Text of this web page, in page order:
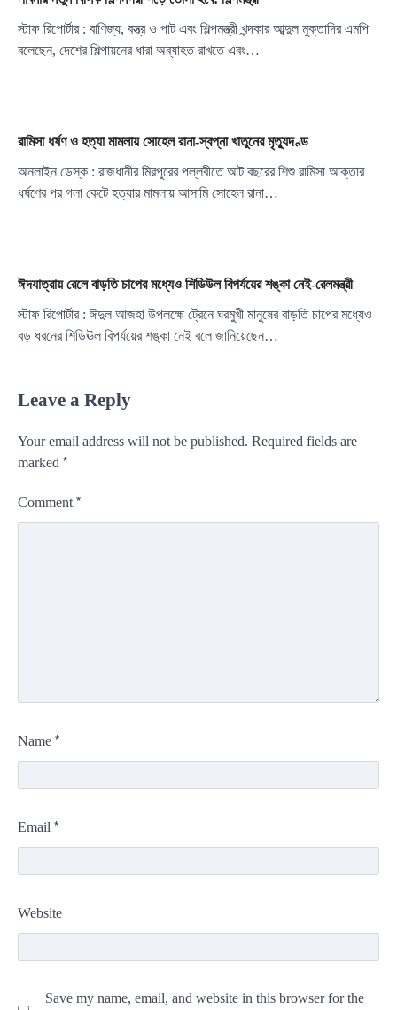
স্টাফ রিপোর্টার : বাণিজ্য, বস্ত্র ও পাট এবং শিল্পমন্ত্রী খন্দকার আব্দুল মুক্তাদির এমপি
বলেছেন, দেশের শিল্পায়নের ধারা অব্যাহত রাখতে এবং…
রামিসা ধর্ষণ ও হত্যা মামলায় সোহেল রানা-স্বপ্না খাতুনের মৃত্যুদণ্ড
অনলাইন ডেস্ক : রাজধানীর মিরপুরের পল্লবীতে আট বছরের শিশু রামিসা আক্তার
ধর্ষণের পর গলা কেটে হত্যার মামলায় আসামি সোহেল রানা…
ঈদযাত্রায় রেলে বাড়তি চাপের মধ্যেও শিডিউল বিপর্যয়ের শঙ্কা নেই-রেলমন্ত্রী
স্টাফ রিপোর্টার : ঈদুল আজহা উপলক্ষে ট্রেনে ঘরমুখী মানুষের বাড়তি চাপের মধ্যেও
বড় ধরনের শিডিঊল বিপর্যয়ের শঙ্কা নেই বলে জানিয়েছেন…
Leave a Reply
Your email address will not be published. Required fields are
marked *
Comment *
Name *
Email *
Website
Save my name, email, and website in this browser for the